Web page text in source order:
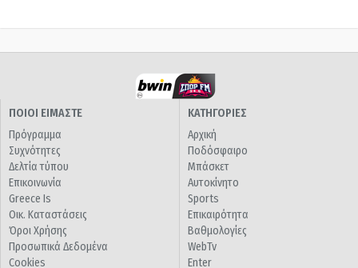
ΠΟΙΟΙ ΕΙΜΑΣΤΕ
Πρόγραμμα
Συχνότητες
Δελτία τύπου
Επικοινωνία
Greece Is
Οικ. Καταστάσεις
Όροι Χρήσης
Προσωπικά Δεδομένα
Cookies
ΚΑΤΗΓΟΡΙΕΣ
Αρχική
Ποδόσφαιρο
Μπάσκετ
Αυτοκίνητο
Sports
Επικαιρότητα
Βαθμολογίες
WebTv
Enter